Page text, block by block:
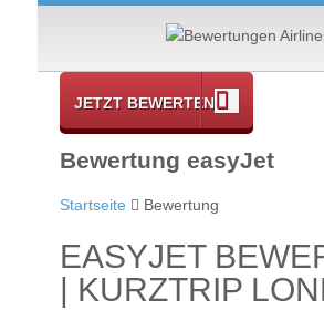
JETZT BEWERTEN
Bewertung easyJet
Startseite Bewertung
EASYJET
| KURZTRIP